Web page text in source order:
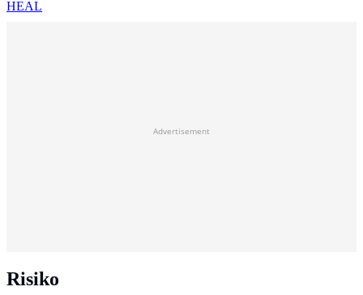
HEAL
Advertisement
Risiko